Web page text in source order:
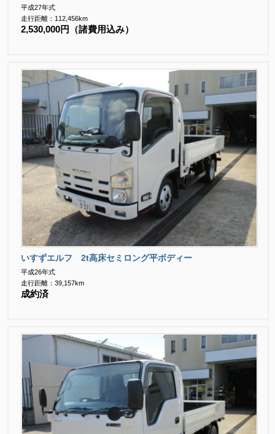
平成27年式
走行距離：112,456km
2,530,000円（諸費用込み）
いすずエルフ 2t高床セミロング平ボディー
平成26年式
走行距離：39,157km
成約済